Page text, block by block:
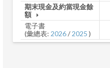
期末現金及約當現金餘
額 arrow_drop_down
電子書
(彙總表: 2026/ 2025 )